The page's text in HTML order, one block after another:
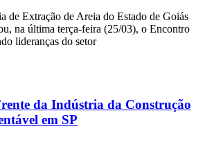
de Extração de Areia do Estado de Goiás
na última terça-feira (25/03), o Encontro
lideranças do setor
da Indústria da Construção
em SP